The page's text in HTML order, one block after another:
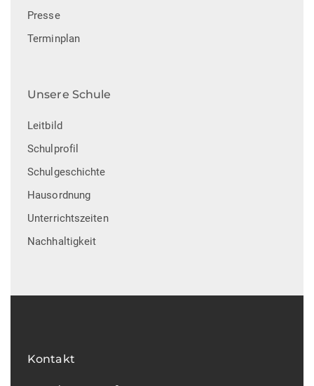
Presse
Terminplan
Unsere Schule
Leitbild
Schulprofil
Schulgeschichte
Hausordnung
Unterrichtszeiten
Nachhaltigkeit
Kontakt